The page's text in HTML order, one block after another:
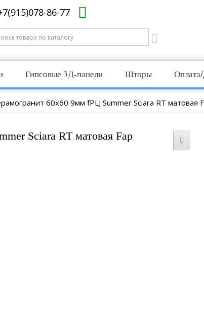
86-77
Гипсовые 3Д-панели Шторы
60x60 9мм fPLJ Summer Sciara RT матовая
Sciara RT матовая Fap